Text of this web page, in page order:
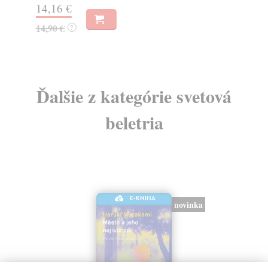
14,16 €
14,90 € ?
Ďalšie z kategórie svetová
beletria
E-KNIHA
novinka